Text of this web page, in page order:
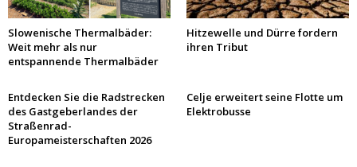
Slowenische Thermalbäder:
Weit mehr als nur
entspannende Thermalbäder
Hitzewelle und Dürre fordern
ihren Tribut
Entdecken Sie die Radstrecken
des Gastgeberlandes der
Straßenrad-
Europameisterschaften 2026
Celje erweitert seine Flotte um
Elektrobusse